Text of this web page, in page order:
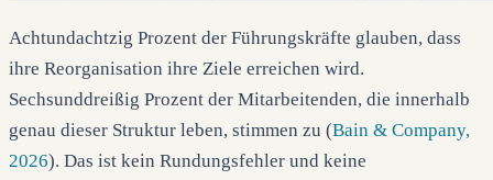
Achtundachtzig Prozent der Führungskräfte glauben, dass
ihre Reorganisation ihre Ziele erreichen wird.
Sechsunddreißig Prozent der Mitarbeitenden, die innerhalb
genau dieser Struktur leben, stimmen zu (Bain & Company,
2026). Das ist kein Rundungsfehler und keine